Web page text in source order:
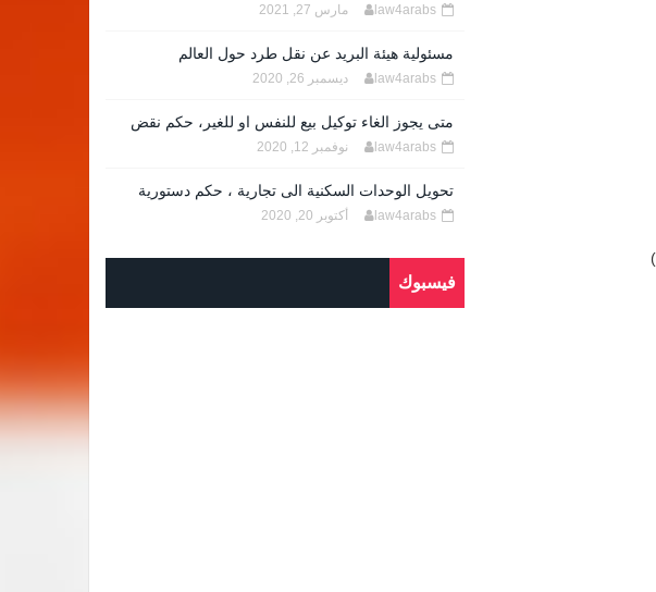
law4arabs مارس 27, 2021
مسئولية هيئة البريد عن نقل طرد حول العالم
law4arabs ديسمبر 26, 2020
متى يجوز الغاء توكيل بيع للنفس او للغير، حكم نقض
law4arabs نوفمبر 12, 2020
تحويل الوحدات السكنية الى تجارية ، حكم دستورية
law4arabs أكتوبر 20, 2020
فيسبوك